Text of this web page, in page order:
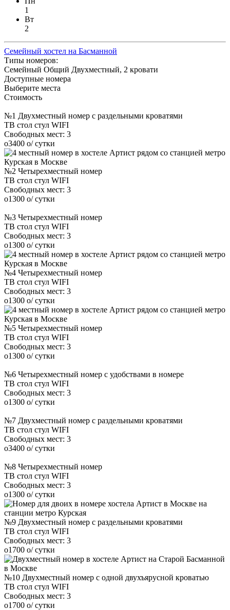
1
Вт
2
Семейный хостел на Басманной
Типы номеров:
Семейный Общий Двухместный, 2 кровати
Доступные номера
Выберите места
Стоимость
№1 Двухместный номер с раздельными кроватями
ТВ стол стул WIFI
Свободных мест: 3
o3400 o/ сутки
№2 Четырехместный номер
ТВ стол стул WIFI
Свободных мест: 3
o1300 o/ сутки
№3 Четырехместный номер
ТВ стол стул WIFI
Свободных мест: 3
o1300 o/ сутки
№4 Четырехместный номер
ТВ стол стул WIFI
Свободных мест: 3
o1300 o/ сутки
№5 Четырехместный номер
ТВ стол стул WIFI
Свободных мест: 3
o1300 o/ сутки
№6 Четырехместный номер с удобствами в номере
ТВ стол стул WIFI
Свободных мест: 3
o1300 o/ сутки
№7 Двухместный номер с раздельными кроватями
ТВ стол стул WIFI
Свободных мест: 3
o3400 o/ сутки
№8 Четырехместный номер
ТВ стол стул WIFI
Свободных мест: 3
o1300 o/ сутки
№9 Двухместный номер с раздельными кроватями
ТВ стол стул WIFI
Свободных мест: 3
o1700 o/ сутки
№10 Двухместный номер с одной двухъярусной кроватью
ТВ стол стул WIFI
Свободных мест: 3
o1700 o/ сутки